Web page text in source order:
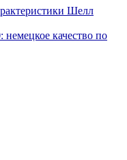
Шелл
качество по